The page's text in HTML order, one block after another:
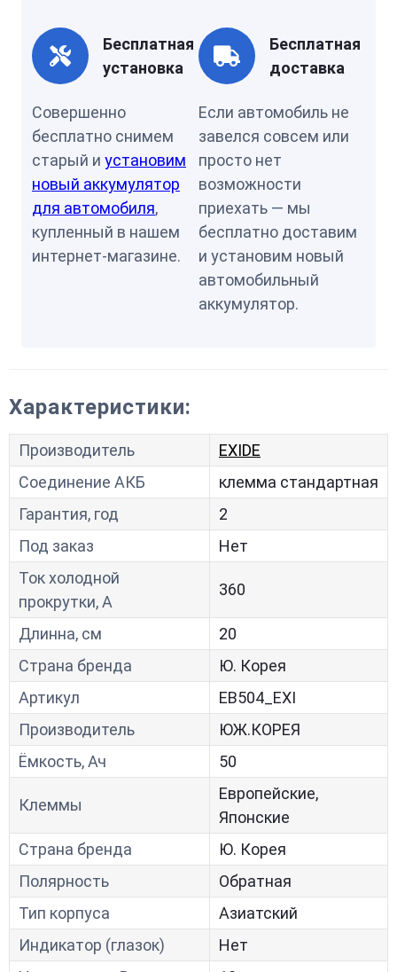
Бесплатная
установка
Совершенно
бесплатно снимем
старый и установим
новый аккумулятор
для автомобиля,
купленный в нашем
интернет-магазине.
Бесплатная
доставка
Если автомобиль не
завелся совсем или
просто нет
возможности
приехать — мы
бесплатно доставим
и установим новый
автомобильный
аккумулятор.
Характеристики:
Производитель
EXIDE
Соединение АКБ
клемма стандартная
Гарантия, год
2
Под заказ
Нет
Ток холодной
прокрутки, A
360
Длинна, см
20
Страна бренда
Ю. Корея
Артикул
EB504_EXI
Производитель
ЮЖ.КОРЕЯ
Ёмкость, Ач
50
Клеммы
Европейские,
Японские
Страна бренда
Ю. Корея
Полярность
Обратная
Тип корпуса
Азиатский
Индикатор (глазок)
Нет